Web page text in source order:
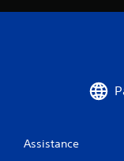
Assistance